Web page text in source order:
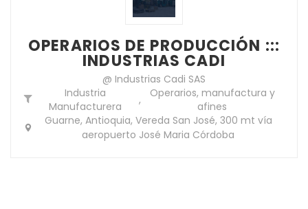
OPERARIOS DE PRODUCCIÓN :::
INDUSTRIAS CADI
@ Industrias Cadi SAS
Industria
Manufacturera
,
Operarios, manufactura y
afines
Guarne, Antioquia, Vereda San José, 300 mt vía
aeropuerto José Maria Córdoba